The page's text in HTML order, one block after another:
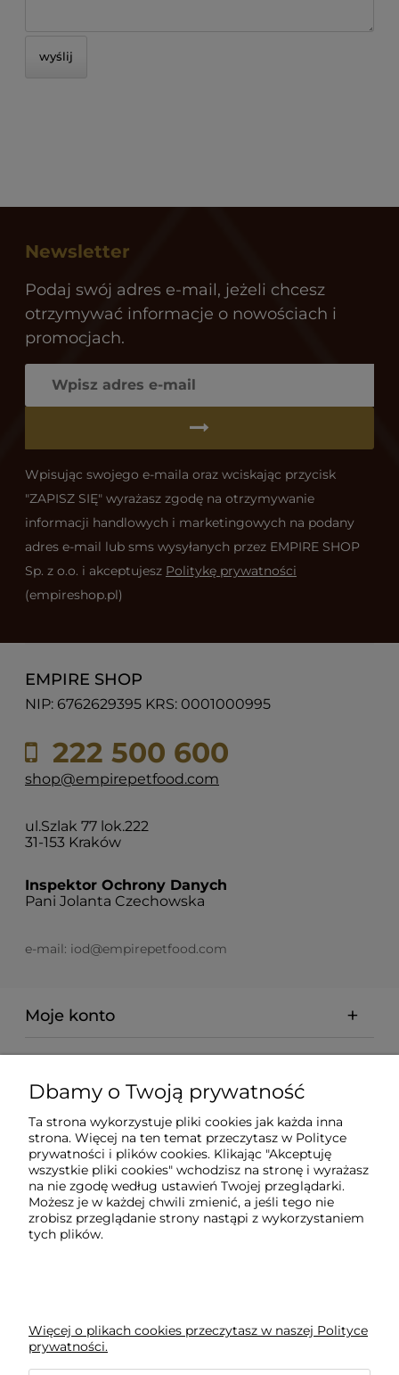
wyślij
Newsletter
Podaj swój adres e-mail, jeżeli chcesz
otrzymywać informacje o nowościach i
promocjach.
Wpisując swojego e-maila oraz wciskając przycisk
"ZAPISZ SIĘ" wyrażasz zgodę na otrzymywanie
informacji handlowych i marketingowych na podany
adres e-mail lub sms wysyłanych przez EMPIRE SHOP
Sp. z o.o. i akceptujesz Politykę prywatności
(empireshop.pl)
EMPIRE SHOP
NIP: 6762629395 KRS: 0001000995
222 500 600
shop@empirepetfood.com
ul.Szlak 77 lok.222
31-153 Kraków
Inspektor Ochrony Danych
Pani Jolanta Czechowska
e-mail: iod@empirepetfood.com
Moje konto
Pomoc
Płatności i dostawa
Ciekawostki
Dbamy o Twoją prywatność
Ta strona wykorzystuje pliki cookies jak każda inna
strona. Więcej na ten temat przeczytasz w Polityce
prywatności i plików cookies. Klikając "Akceptuję
wszystkie pliki cookies" wchodzisz na stronę i wyrażasz
na nie zgodę według ustawień Twojej przeglądarki.
Możesz je w każdej chwili zmienić, a jeśli tego nie
zrobisz przeglądanie strony nastąpi z wykorzystaniem
tych plików.
Więcej o plikach cookies przeczytasz w naszej Polityce
prywatności.